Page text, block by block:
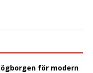
för modern